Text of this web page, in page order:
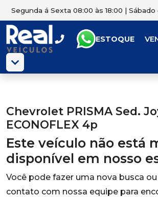
Segunda á Sexta 08:00 às 18:00 | Sábado
ESTOQUE
Chevrolet PRISMA Sed.
ECONOFLEX 4p
Este veículo não está
disponível em nosso
Você pode fazer uma nova busca
contato com nossa equipe para